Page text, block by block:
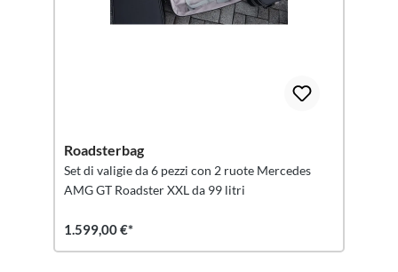
Roadsterbag
Set di valigie da 6 pezzi con 2 ruote Mercedes
AMG GT Roadster XXL da 99 litri
1.599,00 €*